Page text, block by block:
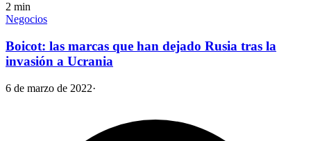
2 min
Negocios
Boicot: las marcas que han dejado Rusia tras la
invasión a Ucrania
6 de marzo de 2022·